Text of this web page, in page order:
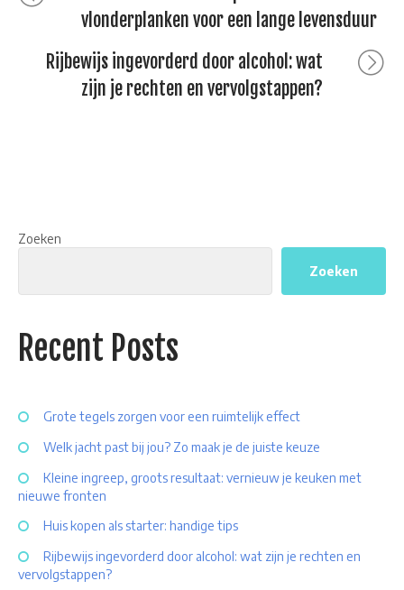
navigatie
post:
vlonderplanken voor een lange levensduur
Rijbewijs ingevorderd door alcohol: wat
zijn je rechten en vervolgstappen?
Zoeken
Zoeken
Recent Posts
Grote tegels zorgen voor een ruimtelijk effect
Welk jacht past bij jou? Zo maak je de juiste keuze
Kleine ingreep, groots resultaat: vernieuw je keuken met
nieuwe fronten
Huis kopen als starter: handige tips
Rijbewijs ingevorderd door alcohol: wat zijn je rechten en
vervolgstappen?